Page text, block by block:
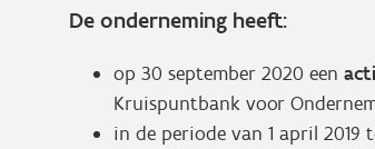
De onderneming heeft:
op 30 september 2020 een
Kruispuntbank voor
in de periode van 1 april 2019